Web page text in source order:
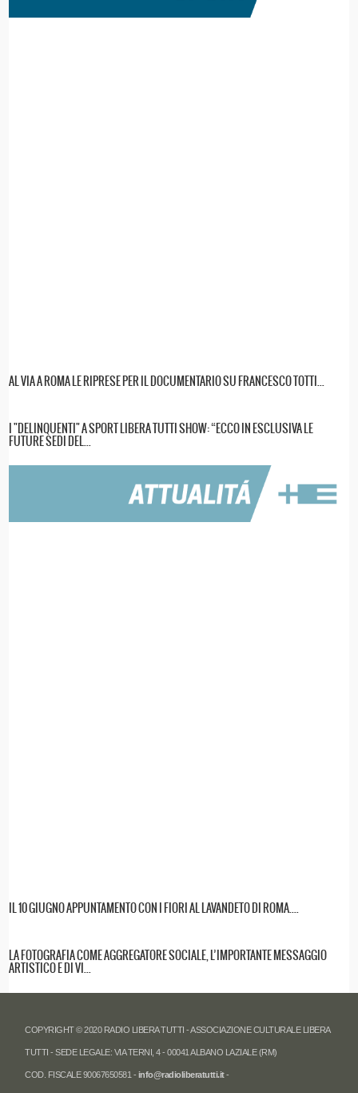
AL VIA A ROMA LE RIPRESE PER IL DOCUMENTARIO SU FRANCESCO TOTTI...
I "DELINQUENTI" A SPORT LIBERA TUTTI SHOW: “ECCO IN ESCLUSIVA LE
FUTURE SEDI DEL...
IL 10 GIUGNO APPUNTAMENTO CON I FIORI AL LAVANDETO DI ROMA....
LA FOTOGRAFIA COME AGGREGATORE SOCIALE, L’IMPORTANTE MESSAGGIO
ARTISTICO E DI VI...
COPYRIGHT © 2020 RADIO LIBERA TUTTI - ASSOCIAZIONE CULTURALE LIBERA
TUTTI - SEDE LEGALE: VIA TERNI, 4 - 00041 ALBANO LAZIALE (RM)
COD. FISCALE 90067650581 - info@radioliberatutti.it-